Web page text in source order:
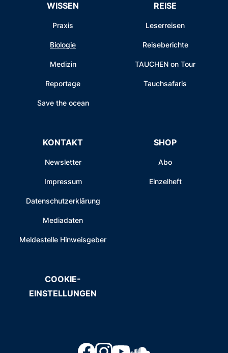
WISSEN
Praxis
Biologie
Medizin
Reportage
Save the ocean
REISE
Leserreisen
Reiseberichte
TAUCHEN on Tour
Tauchsafaris
KONTAKT
Newsletter
Impressum
Datenschutzerklärung
Mediadaten
Meldestelle Hinweisgeber
SHOP
Abo
Einzelheft
COOKIE-
EINSTELLUNGEN